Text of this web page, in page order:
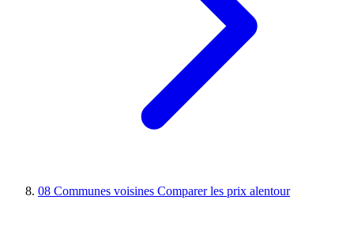
08 Communes voisines Comparer les prix alentour